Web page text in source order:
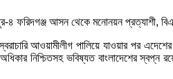
৪ ফরিদগঞ্জ আসন থেকে মনোনয়ন প্রত্যাশী,
আওয়ামীলীগ পালিয়ে যাওয়ার পর
নিশ্চিতসহ ভবিষ্যত বাংলাদেশের